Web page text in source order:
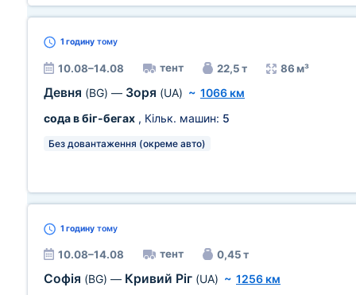
1 годину тому
10.08–14.08 тент 22,5 т 86 м³
Девня (BG) — Зоря (UA) ~ 1066 км
сода в біг-бегах , Кільк. машин: 5
Без довантаження (окреме авто)
1 годину тому
10.08–14.08 тент 0,45 т
Софія (BG) — Кривий Ріг (UA) ~ 1256 км